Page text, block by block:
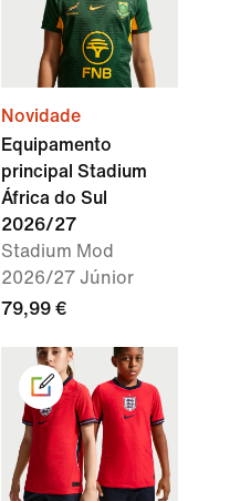
Novidade
Equipamento
principal Stadium
África do Sul
2026/27
Stadium Mod
2026/27 Júnior
79,99 €